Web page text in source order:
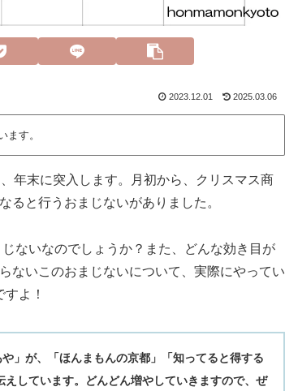
2023.12.01 2025.03.06
ます。
年末に突入します。月初から、クリスマス商
ると行うおまじないがありました。
ないなのでしょうか？また、どんな効き目が
ないこのおまじないについて、実際にやってい
よ！
」が、「ほんまもんの京都」「知ってると得する
しています。どんどん増やしていきますので、ぜ